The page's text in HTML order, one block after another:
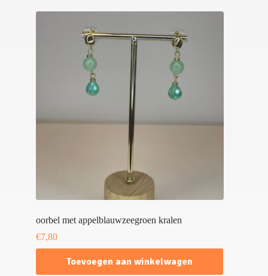
oorbel met appelblauwzeegroen kralen
€7,80
Toevoegen aan winkelwagen